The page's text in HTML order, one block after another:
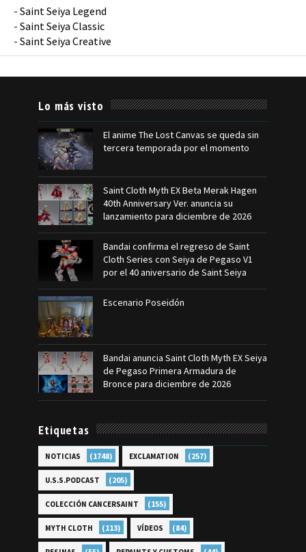
- Saint Seiya Legend
- Saint Seiya Classic
- Saint Seiya Creative
Lo más visto
El anime The Lost Canvas se queda sin
tercera temporada por el momento
Saint Cloth Myth EX Beta Merak Hagen
40th Anniversary Ver. anuncia su
lanzamiento para diciembre de 2026
Bandai confirma el regreso de Saint
Cloth Series con Seiya de Pegaso V1
por el 40 aniversario de Saint Seiya
Escenario Poseidón
Bandai anuncia Saint Cloth Myth EX Seiya
de Pegaso Primera Armadura de
Bronce para diciembre de 2026
Etiquetas
NOTICIAS (1748) EXCLAMATION (257)
U.S.S.PODCAST (205)
COLECCIÓN CANCERSAINT (155)
MYTH CLOTH (113) VÍDEOS (84)